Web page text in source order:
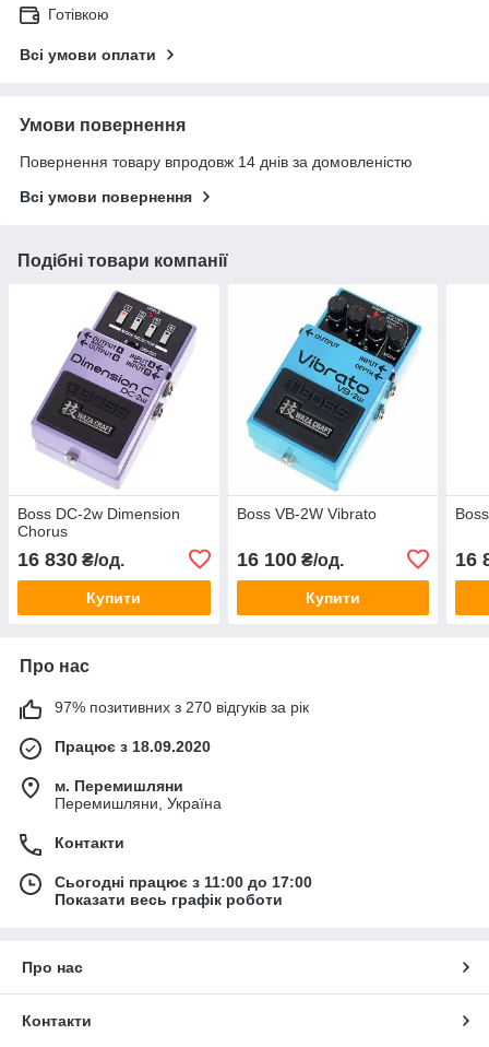
Готівкою
Всі умови оплати
Умови повернення
Повернення товару впродовж 14 днів за домовленістю
Всі умови повернення
Подібні товари компанії
Boss DC-2w Dimension
Chorus
16 830 ₴/од.
Купити
Boss VB-2W Vibrato
16 100₴/од.
Купити
16
Про нас
97% позитивних з 270 відгуків за рік
Працює з 18.09.2020
м. Перемишляни
Перемишляни, Україна
Контакти
Сьогодні працює з 11:00 до 17:00
Показати весь графік роботи
Про нас
Контакти